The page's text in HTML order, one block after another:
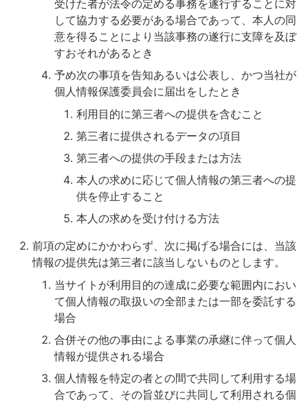
受けた者が法令の定める事務を遂行することに対
して協力する必要がある場合であって、本人の同
意を得ることにより当該事務の遂行に支障を及ぼ
すおそれがあるとき
予め次の事項を告知あるいは公表し、かつ当社が
個人情報保護委員会に届出をしたとき
利用目的に第三者への提供を含むこと
第三者に提供されるデータの項目
第三者への提供の手段または方法
本人の求めに応じて個人情報の第三者への提
供を停止すること
本人の求めを受け付ける方法
前項の定めにかかわらず、次に掲げる場合には、当該
情報の提供先は第三者に該当しないものとします。
当サイトが利用目的の達成に必要な範囲内におい
て個人情報の取扱いの全部または一部を委託する
場合
合併その他の事由による事業の承継に伴って個人
情報が提供される場合
個人情報を特定の者との間で共同して利用する場
合であって、その旨並びに共同して利用される個